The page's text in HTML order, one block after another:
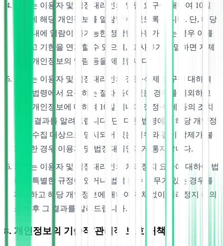
회사는 이용자 및 법정대리인의 열람 요구에 대하여 10일
이내에 해당 개인정보를 열람할 수 있도록 합니다. 단, 해당
기간 내에 열람이 불가능한 정당한 사유가 있는 경우 이를
알리고 기한을 연기할 수 있으며, 그 사유가 소멸하면 지체
없이 개인정보의 열람 등을 제공합니다.
회사는 이용자 및 법정대리인의 정정·삭제 요구에 대하여
다른 법령에서 요구하는 절차 등이 있는 경우를 제외하고
해당 개인정보에 대하여 10일 이내에 정정·삭제 등의 조치
후 그 결과를 알려드립니다. 단, 다른 법령에서 해당 개인정
보가 수집 대상으로 명시되어 있는 경우와 같이 삭제가 불
가능한 경우 이용자 및 법정대리인에게 통지합니다.
회사는 이용자 및 법정대리인의 처리정지 요구에 대하여 법
률에 특별한 규정이 있거나 법적 준수 의무가 있는 경우를
제외하고 해당 개인정보에 대하여 지체없이 처리정지 등의
조치 후 그 결과를 알려드립니다.
8. 개인정보의 기술적/관리적 보호 대책